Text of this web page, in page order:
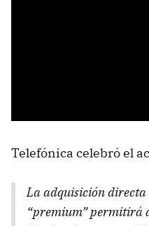
Telefónica celebró el
La adquisición directa
“premium” permitirá